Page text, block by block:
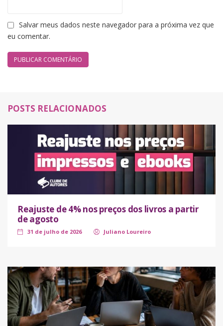
Salvar meus dados neste navegador para a próxima vez que
eu comentar.
POSTS RELACIONADOS
Reajuste de 4% nos preços dos livros a partir
de agosto
31 de julho de 2026 Juliano Loureiro